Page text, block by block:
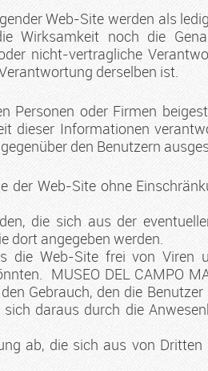
Web-Site werden als
Wirksamkeit noch die
nicht-vertragliche
derselben ist.
Personen oder Firmen
dieser Informationen
den Benutzern
der Web-Site ohne
die sich aus der
dort angegeben werden.
die Web-Site frei von Viren
MUSEO DEL CAMPO
Gebrauch, den die
daraus durch die
ab, die sich aus von Dritten